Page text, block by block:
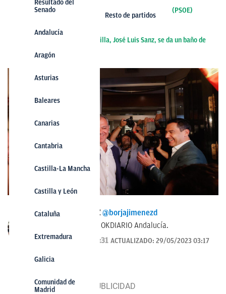
Resultado del
Senado
Andalucía
Aragón
Asturias
Baleares
Canarias
Cantabria
Castilla-La Mancha
Castilla y León
Cataluña
Extremadura
Galicia
Comunidad de
Madrid
Resto de partidos
Sanz (PP) y Peláez (Vox) se meriendan a un Muñoz (PSOE)
desnortado mientras la izquierda radical se diluye
El candidato del PP en Sevilla, José Luis Sanz, se da un baño de
masas en la Feria de Abril
BORJA JIMÉNEZ @borjajimenezd
Responsable de OKDIARIO Andalucía.
28/05/2023 22:31 ACTUALIZADO: 29/05/2023 03:17